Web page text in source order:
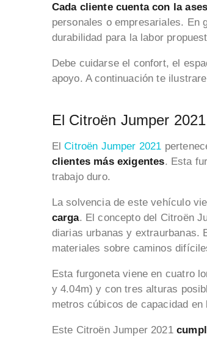
Cada cliente cuenta con la
personales o empresariales. En
durabilidad para la labor
Debe cuidarse el confort, el
apoyo. A continuación te
El Citroën Jumper 2021
ElCitroën Jumper 2021
clientes más exigentes. Esta
trabajo duro.
La solvencia de este vehículo
carga. El concepto del Citroën
diarias urbanas y extraurbanas.
materiales sobre caminos
Esta furgoneta viene en cuatro
y 4.04m) y con tres alturas
metros cúbicos de capacidad en
Este Citroën Jumper 2021